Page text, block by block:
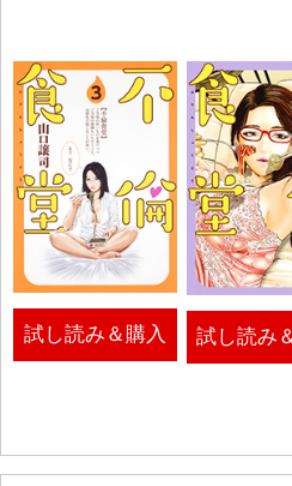
試し読み＆購入 試し読み